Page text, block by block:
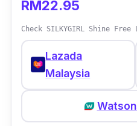
RM22.95
Check SILKYGIRL Shine
Lazada
Malaysia